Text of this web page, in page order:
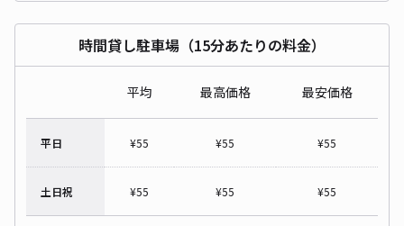
時間貸し駐車場（15分あたりの料金）
平均 最高価格 最安価格
平日 ¥55 ¥55 ¥55
土日祝 ¥55 ¥55 ¥55